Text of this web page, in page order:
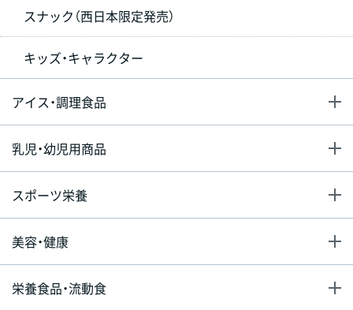
スナック（西日本限定発売）
キッズ・キャラクター
アイス・調理食品
乳児・幼児用商品
スポーツ栄養
美容・健康
栄養食品・流動食